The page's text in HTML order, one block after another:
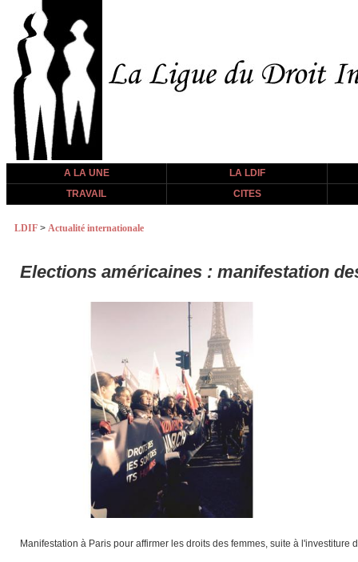
A LA UNE
LA LDIF
TRAVAIL
CITES
LDIF > Actualité internationale
Elections américaines : manifestation
Manifestation à Paris pour affirmer les droits des femmes, suite à l'investiture